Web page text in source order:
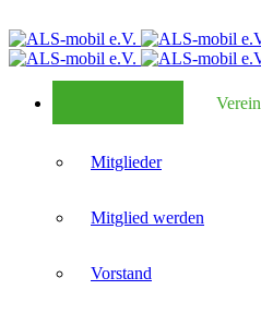
Verein
Mitglieder
Mitglied werden
Vorstand